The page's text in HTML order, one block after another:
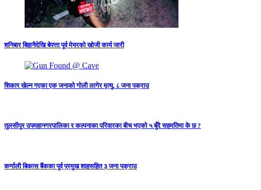
शनिबार बिहानैदेखि बेपत्ता पूर्व मेयरको खोजी कार्य जारी
शिकार खेल्न गएका एक जनाको गोली लागेर मृत्यु, ८ जना पक्राउ
तुलसीपुर उपमहानगरपालिका र कल्पनाका परिवारका बीच भएको ५ बुँदे सहमतिमा के छ ?
कर्णाली बिकास बैंकका पूर्व प्रमुख शाहसहित ३ जना पक्राउ